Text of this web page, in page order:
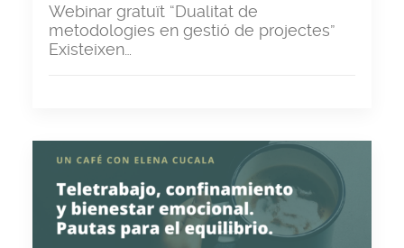
Webinar gratuït “Dualitat de
metodologies en gestió de projectes”
Existeixen…